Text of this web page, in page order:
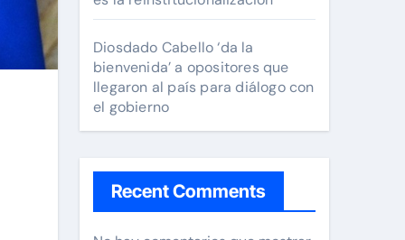
Diosdado Cabello ‘da la
bienvenida’ a opositores que
llegaron al país para diálogo con
el gobierno
Recent Comments